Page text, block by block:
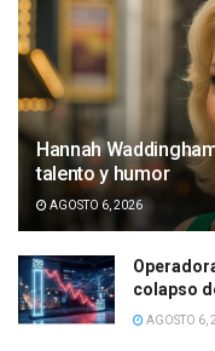
Hannah
talento y humor
AGOSTO 6, 2026
colapso
AGOSTO 6,